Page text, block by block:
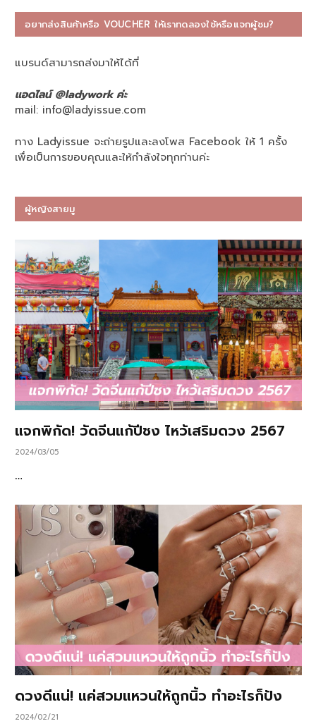
อยากส่งสินค้าหรือ VOUCHER ให้เราทดลองใช้หรือแจกผู้ชม?
แบรนด์สามารถส่งมาให้ได้ที่
แอดไลน์ @ladywork ค่ะ
mail: info@ladyissue.com
ทาง Ladyissue จะถ่ายรูปและลงโพส Facebook ให้ 1 ครั้ง
เพื่อเป็นการขอบคุณและให้กำลังใจทุกท่านค่ะ
ผู้หญิงสายมู
แจกพิกัด! วัดจีนแก้ปีชง ไหว้เสริมดวง 2567
2024/03/05
…
ดวงดีแน่! แค่สวมแหวนให้ถูกนิ้ว ทำอะไรก็ปัง
2024/02/21